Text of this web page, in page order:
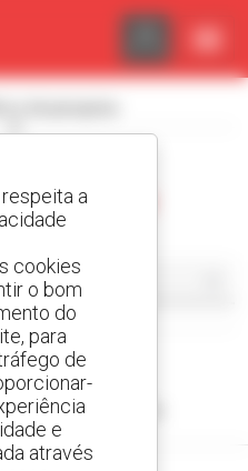
compacto
à sua pesquisa.
a
cookies
o bom
do
para
de
e
através